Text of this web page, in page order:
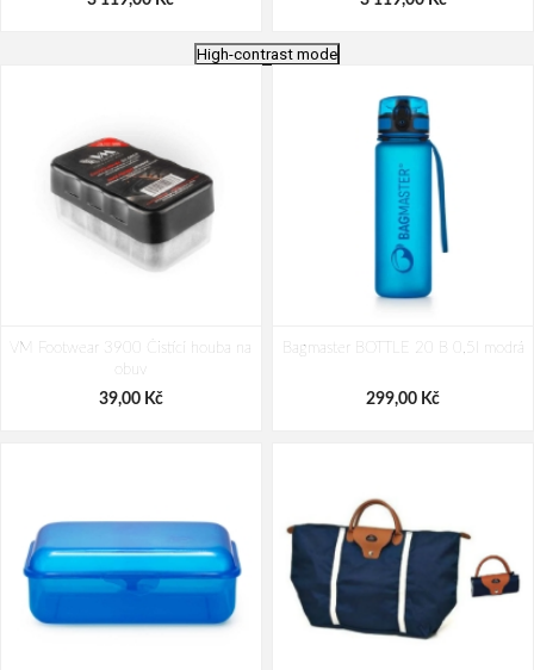
69/79 L
3 119,00 Kč
blue 69/79 L
High-contrast mode
VM Footwear 3900 Čistící houba na
obuv
39,00 Kč
Bagmaster BOTTLE 20 B 0,5l modrá
299,00 Kč